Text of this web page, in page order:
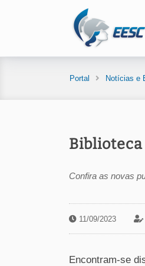
Portal Notícias e
Confira as novas
11/09/2023
Encontram-se